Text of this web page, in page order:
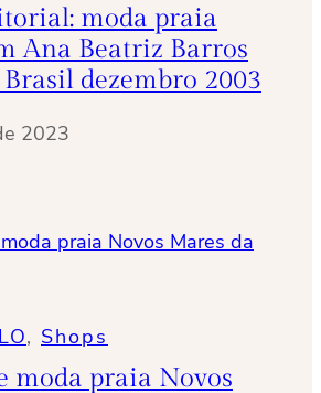
moda praia
Ana Beatriz Barros
dezembro 2003
2023
, Shops
moda praia Novos